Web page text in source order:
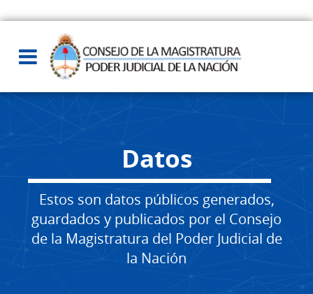
Datos
Estos son datos públicos generados,
guardados y publicados por el Consejo
de la Magistratura del Poder Judicial de
la Nación